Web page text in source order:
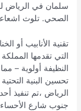
سلمان في الرياض
الصحي. تلوث
تقنية الأنابيب أو
التي تقدمها المملكة
النظيفة أولوية –
تحسين البنية
الرياض ،تم تنفيذ
جنوب شارع